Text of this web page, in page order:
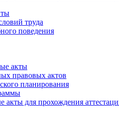
труда
поведения
акты
правовых актов
планирования
для прохождения